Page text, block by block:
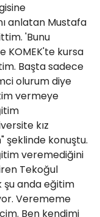
anlatan Mustafa
'Bunu
KOMEK'te kursa
Başta sadece
olurum diye
vermeye
kız
şeklinde konuştu.
veremediğini
Tekoğul
şu anda eğitim
Verememe
Ben kendimi